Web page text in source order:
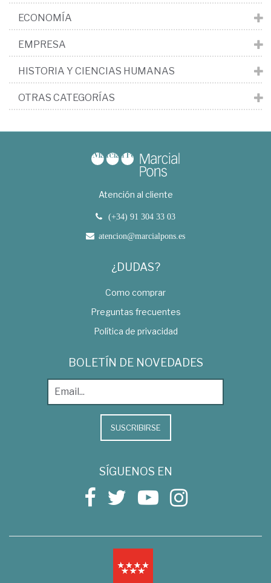
ECONOMÍA
EMPRESA
HISTORIA Y CIENCIAS HUMANAS
OTRAS CATEGORÍAS
Atención al cliente
(+34) 91 304 33 03
atencion@marcialpons.es
¿DUDAS?
Como comprar
Preguntas frecuentes
Política de privacidad
BOLETÍN DE NOVEDADES
SUSCRIBIRSE
SÍGUENOS EN